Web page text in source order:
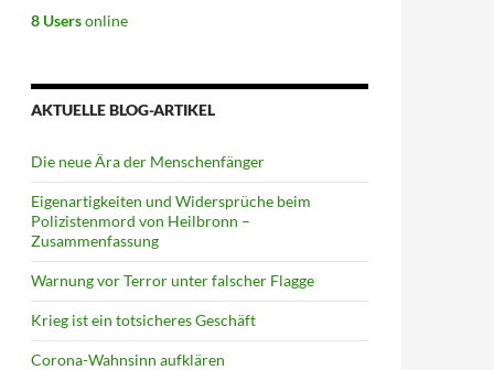
8 Usersonline
AKTUELLE BLOG-ARTIKEL
Die neue Ära der Menschenfänger
Eigenartigkeiten und Widersprüche beim
Polizistenmord von Heilbronn –
Zusammenfassung
Warnung vor Terror unter falscher Flagge
Krieg ist ein totsicheres Geschäft
Corona-Wahnsinn aufklären